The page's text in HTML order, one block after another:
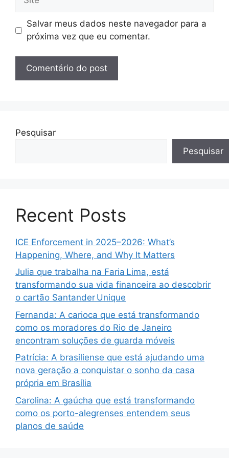
Salvar meus dados neste navegador para a
próxima vez que eu comentar.
Pesquisar
Pesquisar
Recent Posts
ICE Enforcement in 2025–2026: What’s
Happening, Where, and Why It Matters
Julia que trabalha na Faria Lima, está
transformando sua vida financeira ao descobrir
o cartão Santander Unique
Fernanda: A carioca que está transformando
como os moradores do Rio de Janeiro
encontram soluções de guarda móveis
Patrícia: A brasiliense que está ajudando uma
nova geração a conquistar o sonho da casa
própria em Brasília
Carolina: A gaúcha que está transformando
como os porto-alegrenses entendem seus
planos de saúde